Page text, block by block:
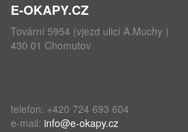
E-OKAPY.CZ
Tovární 5954 (vjezd ulicí A.Muchy )
430 01 Chomutov
telefon: +420 724 693 604
e-mail: info@e-okapy.cz